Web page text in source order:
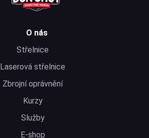
O nás
Střelnice
Laserová střelnice
Zbrojní oprávnění
Kurzy
Služby
E-shop